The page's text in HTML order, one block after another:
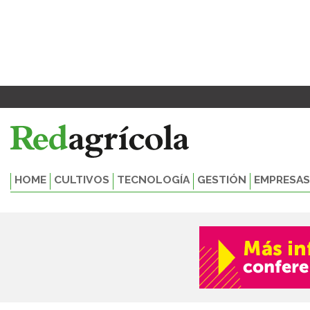
HOME CULTIVOS TECNOLOGÍA GESTIÓN EMPRESAS